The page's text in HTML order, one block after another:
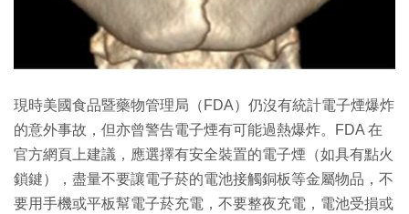
現時美國食品暨藥物管理局（FDA）仍沒有統計電子煙爆炸
的意外事故，但亦曾警告電子煙有可能過熱爆炸。FDA 在
官方網頁上建議，應選擇有安全裝置的電子煙（如具有點火
鎖鍵），盡量不要讓電子菸的電池接觸銅板等金屬物品，不
要用手機或平板幫電子菸充電，不要整夜充電，電池受損或